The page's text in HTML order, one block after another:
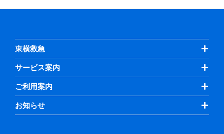
東横救急
サービス案内
ご利用案内
お知らせ